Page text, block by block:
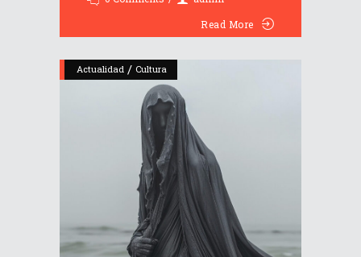
Read More
Actualidad / Cultura